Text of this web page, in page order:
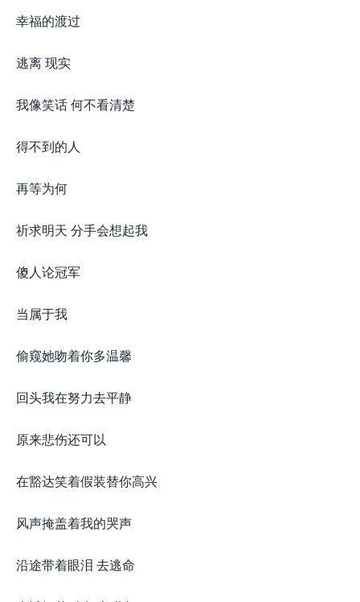
幸福的渡过
逃离 现实
我像笑话 何不看清楚
得不到的人
再等为何
祈求明天 分手会想起我
傻人论冠军
当属于我
偷窥她吻着你多温馨
回头我在努力去平静
原来悲伤还可以
在豁达笑着假装替你高兴
风声掩盖着我的哭声
沿途带着眼泪 去逃命